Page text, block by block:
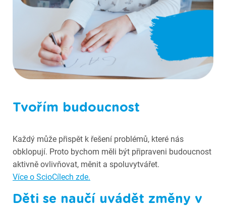
Tvořím budoucnost
Každý může přispět k řešení problémů, které nás
obklopují. Proto bychom měli být připraveni budoucnost
aktivně ovlivňovat, měnit a spoluvytvářet.
Více o ScioCílech zde.
Děti se naučí uvádět změny v